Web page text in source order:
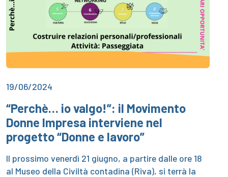
19/06/2024
“Perchè… io valgo!”: il Movimento
Donne Impresa interviene nel
progetto “Donne e lavoro”
Il prossimo venerdì 21 giugno, a partire dalle ore 18
al Museo della Civiltà contadina (Riva), si terrà la